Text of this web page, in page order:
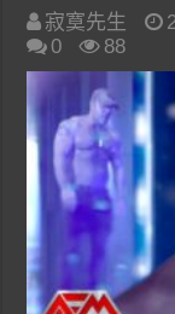
寂寞先生
0
88